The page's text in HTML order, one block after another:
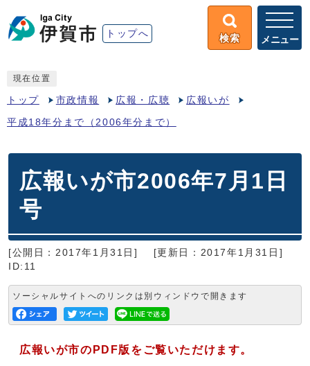
トップへ 検索 メニュー
現在位置
トップ 市政情報 広報・広聴 広報いが
平成18年分まで（2006年分まで）
広報いが市2006年7月1日
号
[公開日：2017年1月31日]
[更新日：2017年1月31日]
ID:11
ソーシャルサイトへのリンクは別ウィンドウで開きます
広報いが市のPDF版をご覧いただけます。